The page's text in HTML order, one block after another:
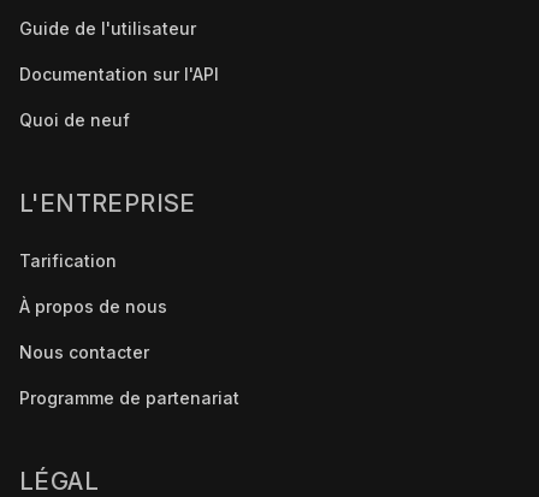
Guide de l'utilisateur
Documentation sur l'API
Quoi de neuf
L'ENTREPRISE
Tarification
À propos de nous
Nous contacter
Programme de partenariat
LÉGAL